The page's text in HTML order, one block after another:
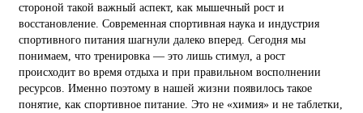
стороной такой важный аспект, как мышечный рост и
восстановление. Современная спортивная наука и индустрия
спортивного питания шагнули далеко вперед. Сегодня мы
понимаем, что тренировка — это лишь стимул, а рост
происходит во время отдыха и при правильном восполнении
ресурсов. Именно поэтому в нашей жизни появилось такое
понятие, как спортивное питание. Это не «химия» и не таблетки,